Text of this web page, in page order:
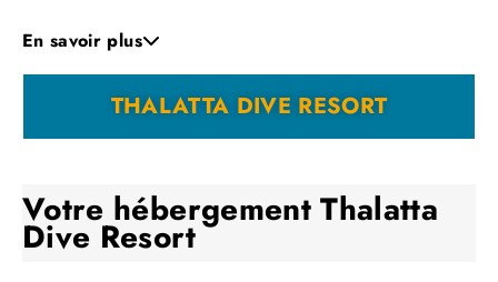
envisageable toute l’année.
Nous vous proposons de séjourner dans un endroit
se situe juste en face d’Apo Island.
Un large panel de paysages exotiques vous attend
paysages volcaniques demeurent en ces lieux, avec
des forêts luxuriantes ancestrales, de somptueux
paysages côtiers et des champs de canne à sucre à
En savoir plus
THALATTA DIVE RESORT
Votre hébergementThalatta
Dive Resort